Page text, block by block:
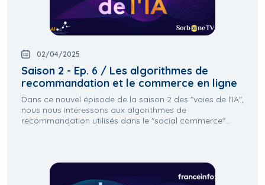
02/04/2025
Saison 2 - Ep. 6 / Les algorithmes de
recommandation et le commerce en ligne
Dans ce nouvel épisode de la saison 2 des "voies de l'IA",
nous nous intéressons aux algorithmes de
recommandation utilisés dans le "social commerce"...